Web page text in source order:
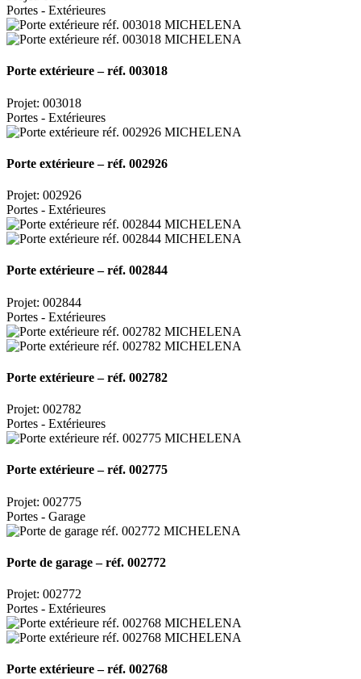
Portes - Extérieures
Porte extérieure – réf. 003018
Projet: 003018
Portes - Extérieures
Porte extérieure – réf. 002926
Projet: 002926
Portes - Extérieures
Porte extérieure – réf. 002844
Projet: 002844
Portes - Extérieures
Porte extérieure – réf. 002782
Projet: 002782
Portes - Extérieures
Porte extérieure – réf. 002775
Projet: 002775
Portes - Garage
Porte de garage – réf. 002772
Projet: 002772
Portes - Extérieures
Porte extérieure – réf. 002768